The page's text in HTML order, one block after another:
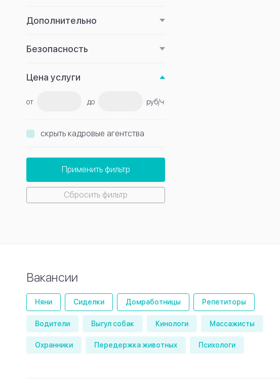
Дополнительно
Безопасность
Цена услуги
от до руб/ч
скрыть кадровые агентства
Применить фильтр
Сбросить фильтр
Вакансии
Няни Сиделки Домработницы Репетиторы
Водители Выгул собак Кинологи Массажисты
Охранники Передержка животных Психологи